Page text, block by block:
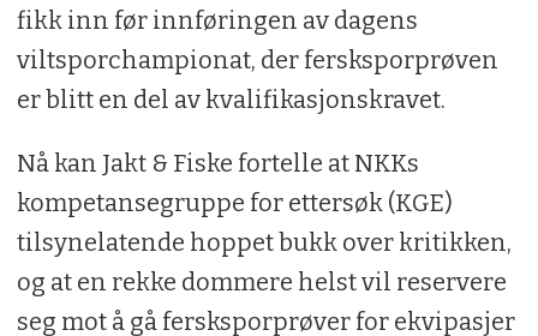
fikk inn før innføringen av dagens
viltsporchampionat, der fersksporprøven
er blitt en del av kvalifikasjonskravet.
Nå kan Jakt & Fiske fortelle at NKKs
kompetansegruppe for ettersøk (KGE)
tilsynelatende hoppet bukk over kritikken,
og at en rekke dommere helst vil reservere
seg mot å gå fersksporprøver for ekvipasjer